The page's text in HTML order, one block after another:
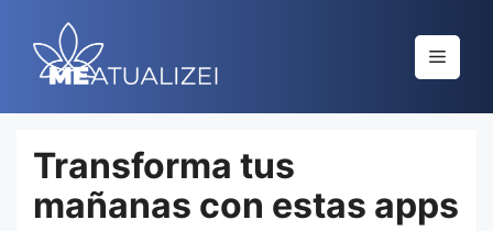
contenido
Menú
Transforma tus
mañanas con estas apps